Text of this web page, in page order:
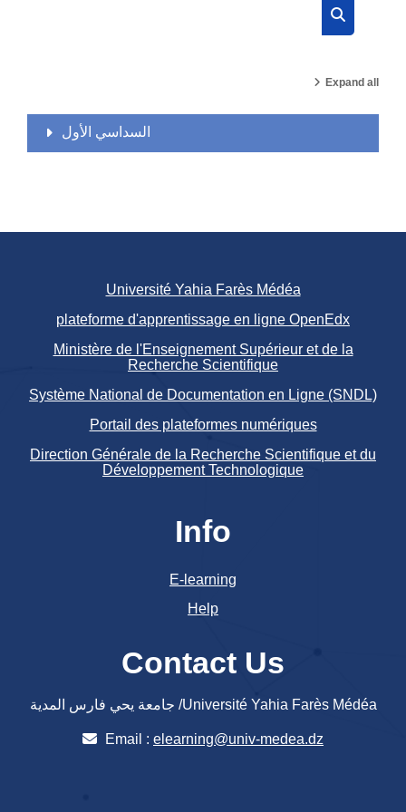
Expand all
السداسي الأول
Université Yahia Farès Médéa
plateforme d'apprentissage en ligne OpenEdx
Ministère de l'Enseignement Supérieur et de la
Recherche Scientifique
Système National de Documentation en Ligne (SNDL)
Portail des plateformes numériques
Direction Générale de la Recherche Scientifique et du
Développement Technologique
Info
E-learning
Help
Contact Us
جامعة يحي فارس المدية /Université Yahia Farès Médéa
Email : elearning@univ-medea.dz